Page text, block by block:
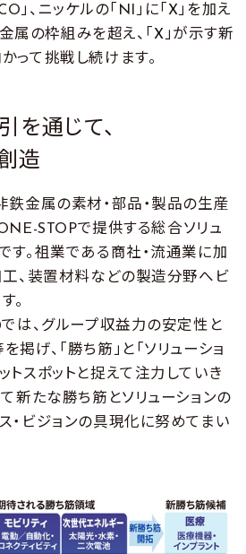
」、ニッケルの「NI」に「X」を加え
属の枠組みを超え、「X」が示す新
って挑戦し続けます。
を通じて、
造
鉄金属の素材・部品・製品の生産
STOPで提供する総合ソリュ
す。祖業である商社・流通業に加
、装置材料などの製造分野へビ
。
、グループ収益力の安定性と
げ、「勝ち筋」と「ソリューショ
トスポットと捉えて注力していき
て新たな勝ち筋とソリューションの
・ビジョンの具現化に努めてまい